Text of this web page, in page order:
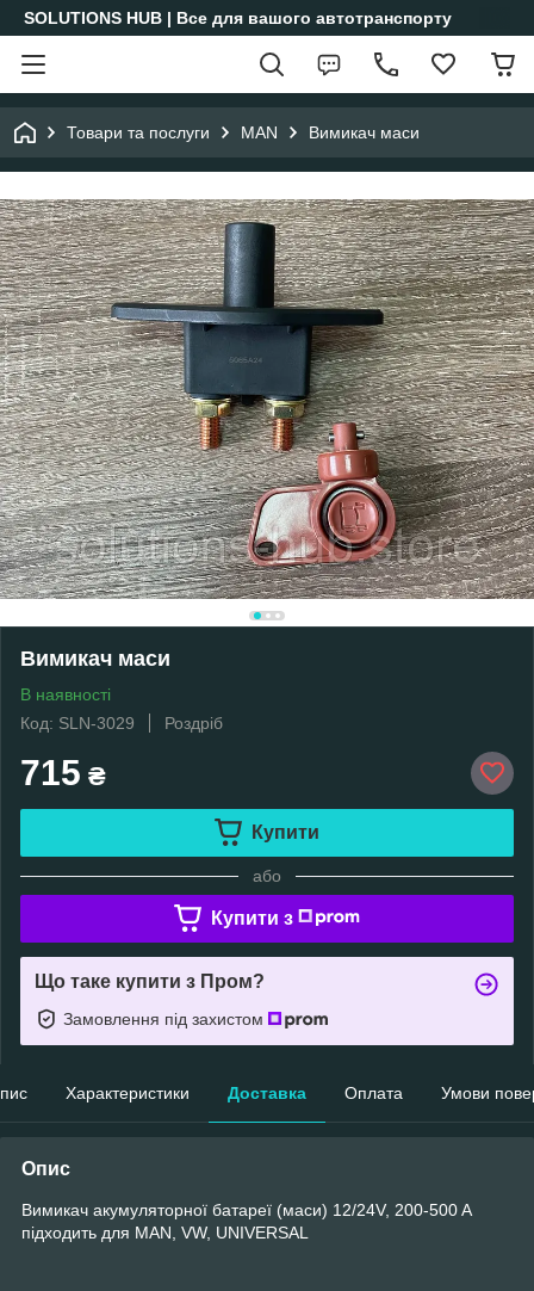
SOLUTIONS HUB | Все для вашого автотранспорту
Товари та послуги MAN Вимикач маси
Вимикач маси
В наявності
Код: SLN-3029
Роздріб
715 ₴
Купити
або
Купити з
Що таке купити з Пром?
Замовлення під захистом
Характеристики Доставка Оплата Умови
Опис
Вимикач акумуляторної батареї (маси) 12/24V, 200-500 A
підходить для MAN, VW, UNIVERSAL